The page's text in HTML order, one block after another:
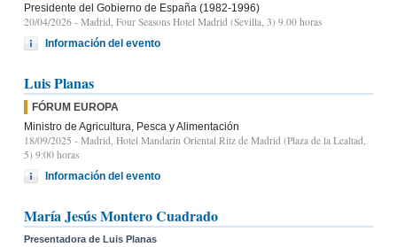
Presidente del Gobierno de España (1982-1996)
20/04/2026 - Madrid, Four Seasons Hotel Madrid (Sevilla, 3) 9.00 horas
Información del evento
Luis Planas
FÓRUM EUROPA
Ministro de Agricultura, Pesca y Alimentación
18/09/2025 - Madrid, Hotel Mandarin Oriental Ritz de Madrid (Plaza de la Lealtad,
5) 9:00 horas
Información del evento
María Jesús Montero Cuadrado
Presentadora de Luis Planas